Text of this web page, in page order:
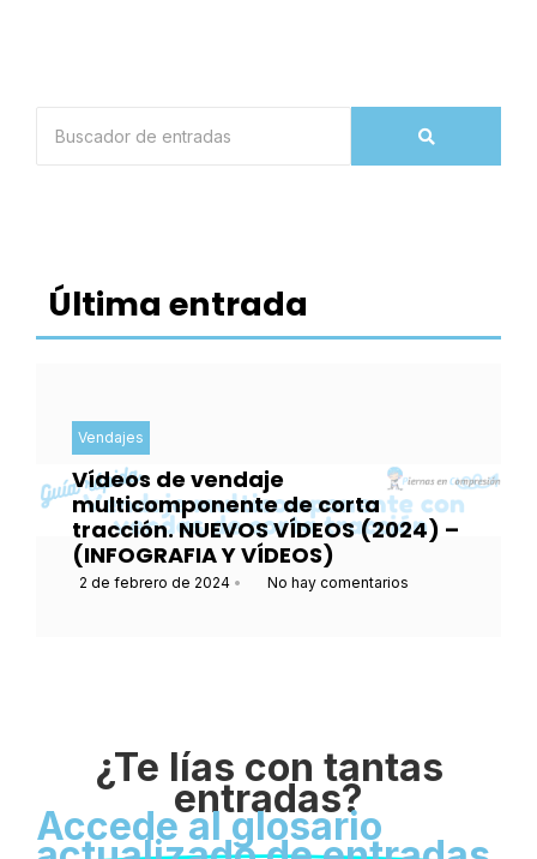
Última entrada
Vendajes
Vídeos de vendaje
multicomponente de corta
tracción. NUEVOS VÍDEOS (2024) –
(INFOGRAFIA Y VÍDEOS)
2 de febrero de 2024 • No hay comentarios
¿Te lías con tantas
entradas?
Accede al glosario